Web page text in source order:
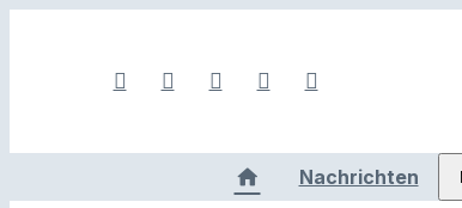
Nachrichten